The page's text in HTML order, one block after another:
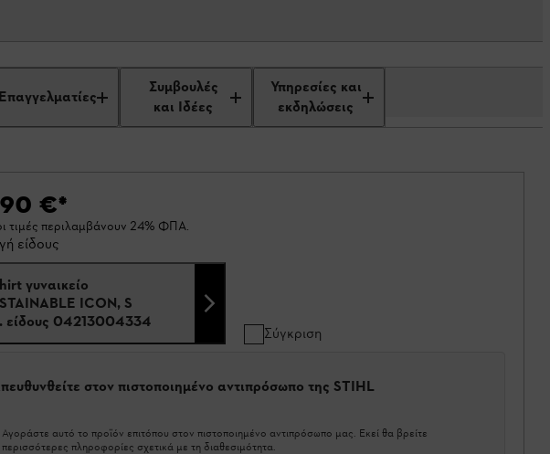
Επαγγελματίες
Συμβουλές
και Ιδέες
Υπηρεσίες και
εκδηλώσεις
€*
τιμές περιλαμβάνουν 24% ΦΠΑ.
είδους
γυναικείο
ICON, S
είδους 04213004334
Σύγκριση
στον πιστοποιημένο αντιπρόσωπο της STIHL
Αγοράστε αυτό το προϊόν επιτόπου στον πιστοποιημένο αντιπρόσωπο μας. Εκεί θα βρείτε
περισσότερες πληροφορίες σχετικά με τη διαθεσιμότητα.